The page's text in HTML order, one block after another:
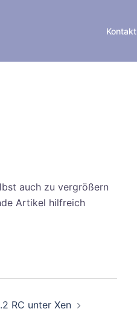
Kontakt
auch zu vergrößern
Artikel hilfreich
RC unter Xen